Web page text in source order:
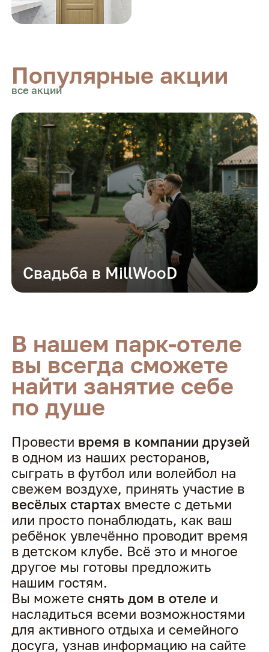
Популярные акции
все акции
Свадьба в MillWooD
В нашем парк-отеле
вы всегда сможете
найти занятие себе
по душе
Провести время в компании друзей
в одном из наших ресторанов,
сыграть в футбол или волейбол на
свежем воздухе, принять участие в
весёлых стартах вместе с детьми
или просто понаблюдать, как ваш
ребёнок увлечённо проводит время
в детском клубе. Всё это и многое
другое мы готовы предложить
нашим гостям.
Вы можетеснять дом в отеле и
насладиться всеми возможностями
для активного отдыха и семейного
досуга, узнав информацию на сайте